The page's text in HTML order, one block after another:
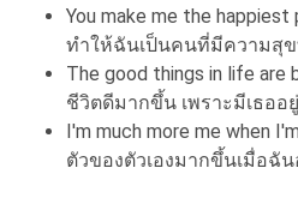
You make me the happiest
ทำให้ฉันเป็นคนที่มีความสุ
The good things in life
ชีวิตดีมากขึ้น เพราะมีเธออ
I'm much more me when
ตัวของตัวเองมากขึ้นเมื่อฉัน